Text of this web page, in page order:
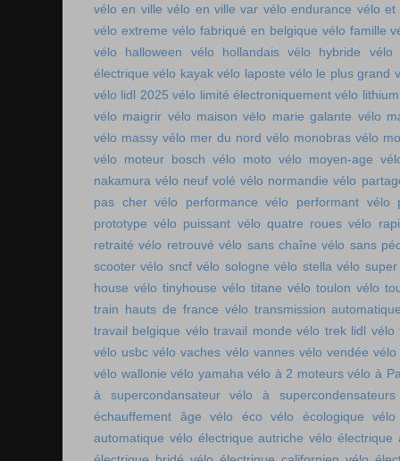
vélo en ville vélo en ville var vélo endurance vélo et
vélo extreme vélo fabriqué en belgique vélo famille
vélo halloween
vélo hollandais vélo hybride
vélo
électrique vélo kayak vélo laposte vélo le plus grand
vélo lidl 2025 vélo limité électroniquement vélo lithium
vélo maigrir vélo maison vélo marie galante vélo
vélo massy vélo mer du nord vélo monobras vélo
vélo moteur bosch vélo moto vélo moyen-age
nakamura vélo neuf volé vélo normandie vélo
pas cher vélo performance vélo performant vélo
prototype vélo puissant vélo quatre roues vélo
retraité vélo retrouvé vélo sans chaîne vélo sans
scooter vélo sncf vélo sologne vélo stella vélo
house vélo tinyhouse vélo titane vélo toulon vélo
train hauts de france vélo transmission
travail belgique vélo travail monde vélo trek lidl vélo
vélo usbc vélo vaches vélo vannes vélo vendée vélo
vélo wallonie vélo yamaha vélo à 2 moteurs vélo à
à supercondansateur
vélo à supercondensateurs
échauffement âge
vélo éco vélo écologique
automatique vélo électrique autriche vélo électrique